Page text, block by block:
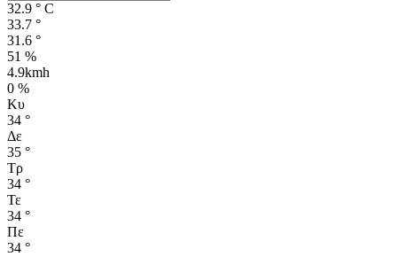
32.9 ° C
33.7 °
31.6 °
51 %
4.9kmh
0 %
Κυ
34 °
Δε
35 °
Τρ
34 °
Τε
34 °
Πε
34 °